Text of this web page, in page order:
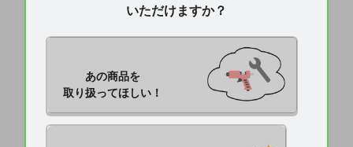
いただけますか？
あの商品を
取り扱ってほしい！